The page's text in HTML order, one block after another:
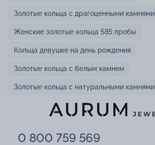
Золотые кольца с драгоценными камнями
Женские золотые кольца 585 пробы
Кольца девушке на день рождения
Золотые кольца с белым камнем
Золотые кольца с натуральными камнями
0 800 759 569